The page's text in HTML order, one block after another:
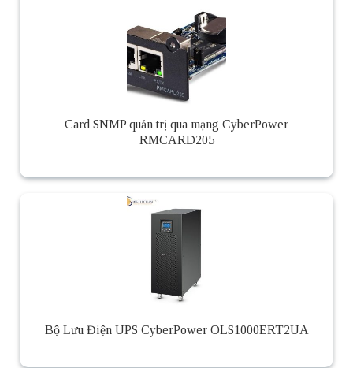
Card SNMP quản trị qua mạng CyberPower
RMCARD205
Bộ Lưu Điện UPS CyberPower OLS1000ERT2UA